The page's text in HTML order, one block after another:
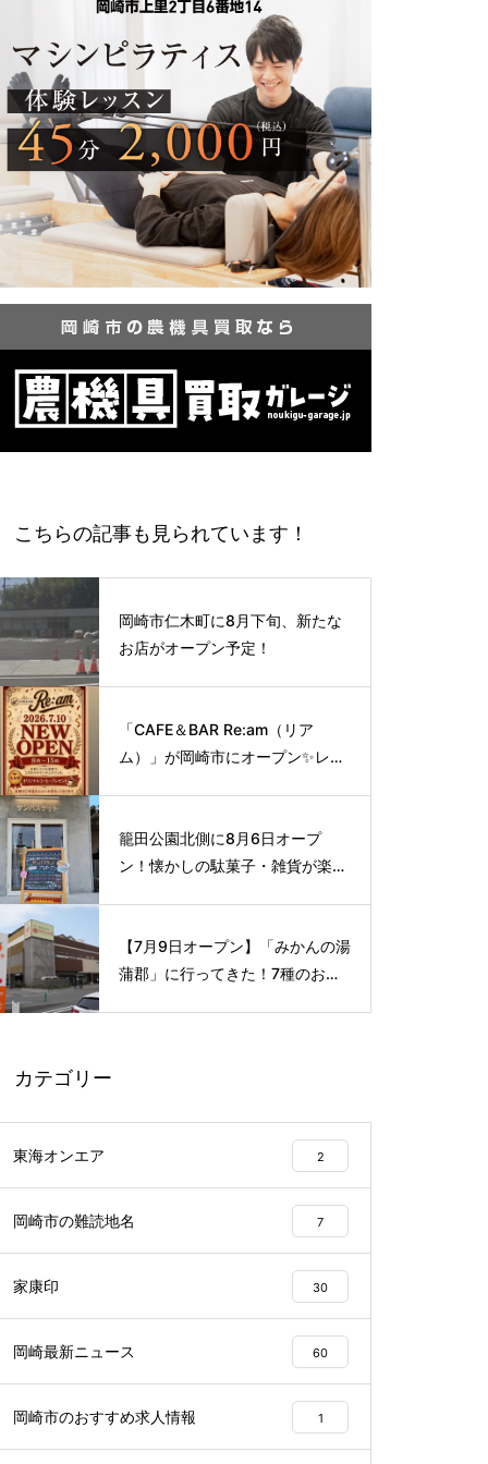
こちらの記事も見られています！
岡崎市仁木町に8月下旬、新たな
お店がオープン予定！
「CAFE＆BAR Re:am（リア
ム）」が岡崎市にオープン✨レト
籠田公園北側に8月6日オープ
ン！懐かしの駄菓子・雑貨が楽し
【7月9日オープン】「みかんの湯
蒲郡」に行ってきた！7種のお風
カテゴリー
東海オンエア 2
岡崎市の難読地名 7
家康印 30
岡崎最新ニュース 60
岡崎市のおすすめ求人情報 1